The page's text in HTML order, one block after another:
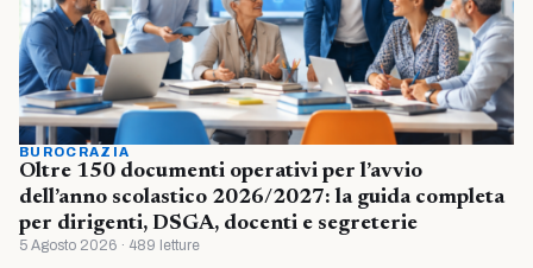
BUROCRAZIA
Oltre 150 documenti operativi per l’avvio
dell’anno scolastico 2026/2027: la guida completa
per dirigenti, DSGA, docenti e segreterie
5 Agosto 2026 · 489 letture